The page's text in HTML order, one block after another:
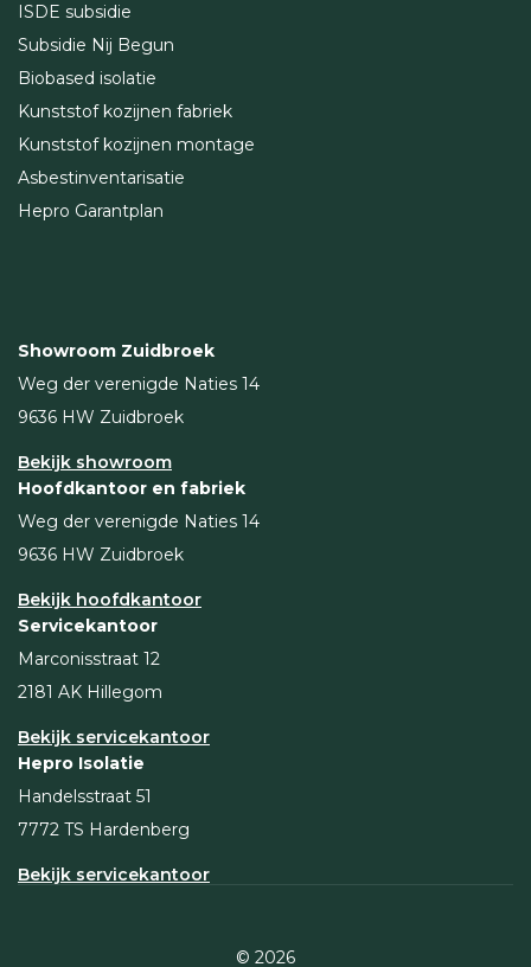
ISDE subsidie
Subsidie Nij Begun
Biobased isolatie
Kunststof kozijnen fabriek
Kunststof kozijnen montage
Asbestinventarisatie
Hepro Garantplan
Showroom Zuidbroek
Weg der verenigde Naties 14
9636 HW Zuidbroek
Bekijk showroom
Hoofdkantoor en fabriek
Weg der verenigde Naties 14
9636 HW Zuidbroek
Bekijk hoofdkantoor
Servicekantoor
Marconisstraat 12
2181 AK Hillegom
Bekijk servicekantoor
Hepro Isolatie
Handelsstraat 51
7772 TS Hardenberg
Bekijk servicekantoor
© 2026